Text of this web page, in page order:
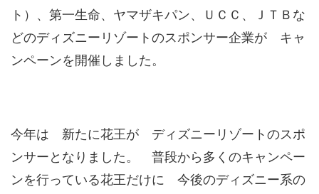
ト）、第一生命、ヤマザキパン、ＵＣＣ、ＪＴＢな
どのディズニーリゾートのスポンサー企業が キャ
ンペーンを開催しました。
今年は 新たに花王が ディズニーリゾートのスポ
ンサーとなりました。 普段から多くのキャンペー
ンを行っている花王だけに 今後のディズニー系の